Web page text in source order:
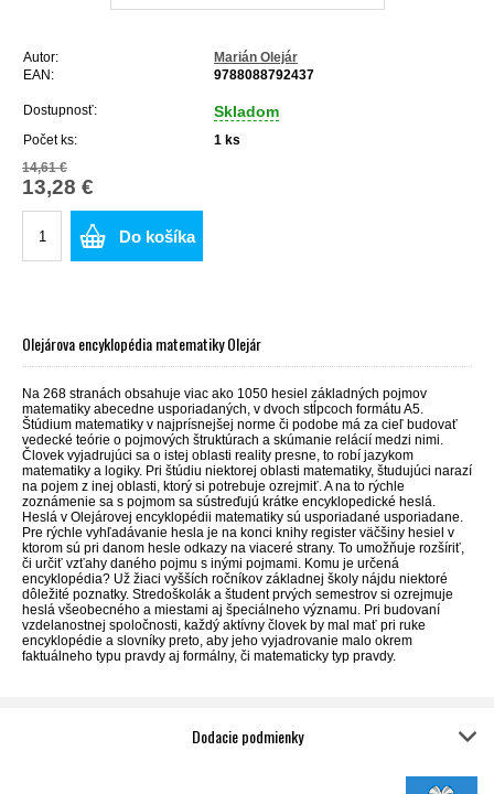
Autor:
Marián Olejár
EAN:
9788088792437
Dostupnosť: Skladom
Počet ks: 1 ks
14,61 €
13,28 €
Do košíka
Olejárova encyklopédia matematiky Olejár
Na 268 stranách obsahuje viac ako 1050 hesiel základných pojmov
matematiky abecedne usporiadaných, v dvoch stĺpcoch formátu A5.
Štúdium matematiky v najprísnejšej norme či podobe má za cieľ budovať
vedecké teórie o pojmových štruktúrach a skúmanie relácií medzi nimi.
Človek vyjadrujúci sa o istej oblasti reality presne, to robí jazykom
matematiky a logiky. Pri štúdiu niektorej oblasti matematiky, študujúci narazí
na pojem z inej oblasti, ktorý si potrebuje ozrejmiť. A na to rýchle
zoznámenie sa s pojmom sa sústreďujú krátke encyklopedické heslá.
Heslá v Olejárovej encyklopédii matematiky sú usporiadané usporiadane.
Pre rýchle vyhľadávanie hesla je na konci knihy register väčšiny hesiel v
ktorom sú pri danom hesle odkazy na viaceré strany. To umožňuje rozšíriť,
či určiť vzťahy daného pojmu s inými pojmami. Komu je určená
encyklopédia? Už žiaci vyšších ročníkov základnej školy nájdu niektoré
dôležité poznatky. Stredoškolák a študent prvých semestrov si ozrejmuje
heslá všeobecného a miestami aj špeciálneho významu. Pri budovaní
vzdelanostnej spoločnosti, každý aktívny človek by mal mať pri ruke
encyklopédie a slovníky preto, aby jeho vyjadrovanie malo okrem
faktuálneho typu pravdy aj formálny, či matematicky typ pravdy.
Dodacie podmienky